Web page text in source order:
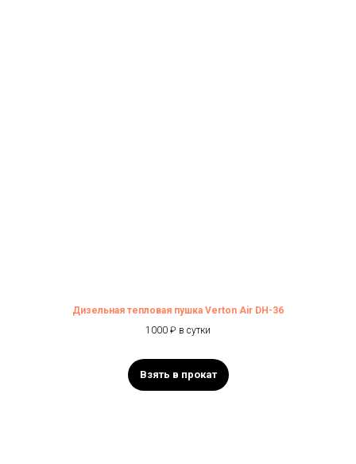
Дизельная тепловая пушка Verton Air DH-36
1000 ₽ в сутки
Взять в прокат